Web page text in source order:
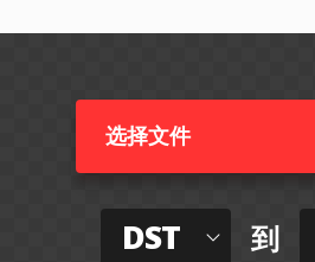
选择文件
DST 到